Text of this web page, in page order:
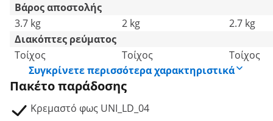
Βάρος αποστολής
3.7 kg
2 kg
2.7 kg
Διακόπτες ρεύματος
Τοίχος
Τοίχος
Τοίχος
Συγκρίνετε περισσότερα χαρακτηριστικά
Πακέτο παράδοσης
Κρεμαστό φως UNI_LD_04